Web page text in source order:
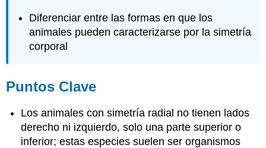
Diferenciar entre las formas en que los
animales pueden caracterizarse por la simetría
corporal
Puntos Clave
Los animales con simetría radial no tienen lados
derecho ni izquierdo, solo una parte superior o
inferior; estas especies suelen ser organismos